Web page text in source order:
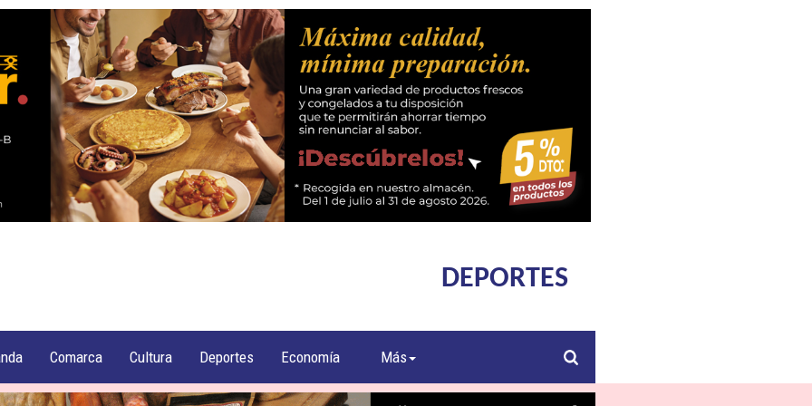
DEPORTES
Comarca Cultura Deportes Economía Más